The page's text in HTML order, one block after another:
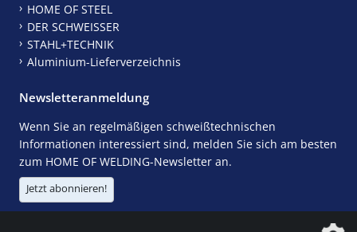
HOME OF STEEL
DER SCHWEISSER
STAHL+TECHNIK
Aluminium-Lieferverzeichnis
Newsletteranmeldung
Wenn Sie an regelmäßigen schweißtechnischen
Informationen interessiert sind, melden Sie sich am besten
zum HOME OF WELDING-Newsletter an.
Jetzt abonnieren!